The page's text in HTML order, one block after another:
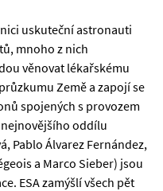
uskuteční astronauti
mnoho z nich
věnovat lékařskému
Země a zapojí se
spojených s provozem
oddílu
Pablo Álvarez Fernández,
a Marco Sieber) jsou
ESA zamýšlí všech pět